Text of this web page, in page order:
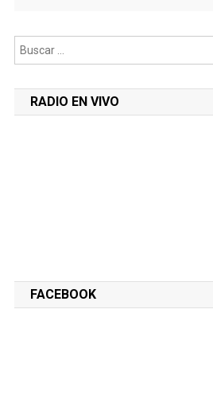
RADIO EN VIVO
FACEBOOK